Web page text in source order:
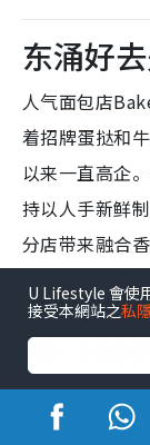
东涌好
人气面包店
着招牌蛋挞和
以来一直高企
持以人手新鲜
分店带来融合
酥多士、大澳
新四款罐装饮
泡茶、荔枝生
U Lifestyle 會使
接受本網站之私